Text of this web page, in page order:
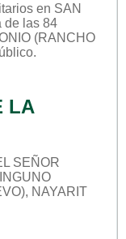
en SAN
de las 84
(RANCHO
.
LA
SEÑOR
NAYARIT